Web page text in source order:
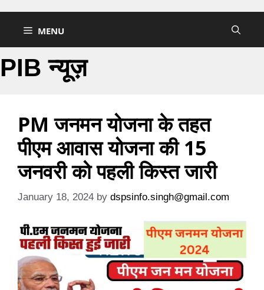
content MENU
PIB न्यूज़
PM जनमन योजना के तहत
पीएम आवास योजना की 15
जनवरी को पहली किस्त जारी
January 18, 2024 by dspsinfo.singh@gmail.com